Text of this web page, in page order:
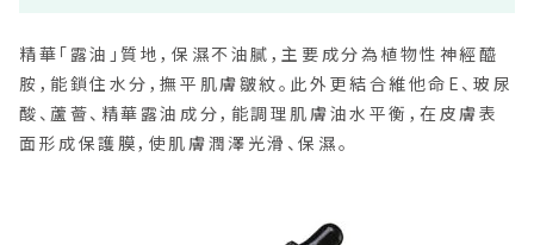
精華「露油」質地，保濕不油膩，主要成分為植物性神經醯
胺，能鎖住水分，撫平肌膚皺紋。此外更結合維他命E、玻尿
酸、蘆薈、精華露油成分，能調理肌膚油水平衡，在皮膚表
面形成保護膜，使肌膚潤澤光滑、保濕。